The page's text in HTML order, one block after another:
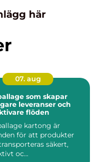
här
07. aug
som skapar
leveranser och
flöden
kartong är
för att produkter
säkert,
oc...